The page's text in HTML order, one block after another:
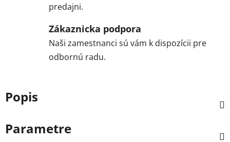
predajni.
Zákaznicka podpora
Naši zamestnanci sú vám k dispozícii pre
odbornú radu.
Popis
Parametre